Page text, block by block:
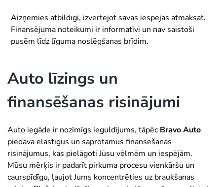
Aizņemies atbildīgi, izvērtējot savas iespējas atmaksāt.
Finansējuma noteikumi ir informatīvi un nav saistoši
pusēm līdz līguma noslēgšanas brīdim.
Auto līzings un
finansēšanas risinājumi
Auto iegāde ir nozīmīgs ieguldījums, tāpēc Bravo Auto
piedāvā elastīgus un saprotamus finansēšanas
risinājumus, kas pielāgoti Jūsu vēlmēm un iespējām.
Mūsu mērķis ir padarīt pirkuma procesu vienkāršu un
caurspīdīgu, ļaujot Jums koncentrēties uz braukšanas